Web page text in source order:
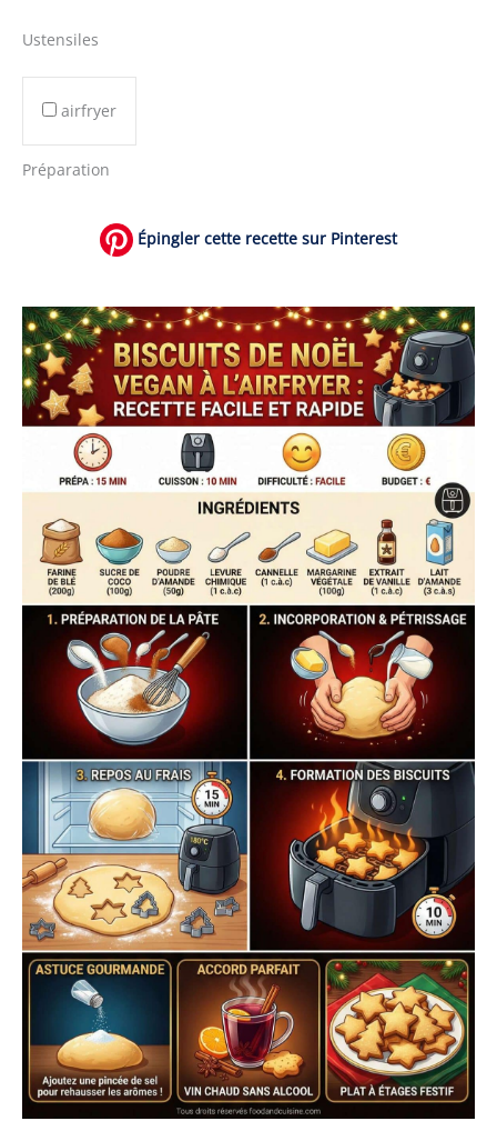
Ustensiles
airfryer
Préparation
Épingler cette recette sur Pinterest